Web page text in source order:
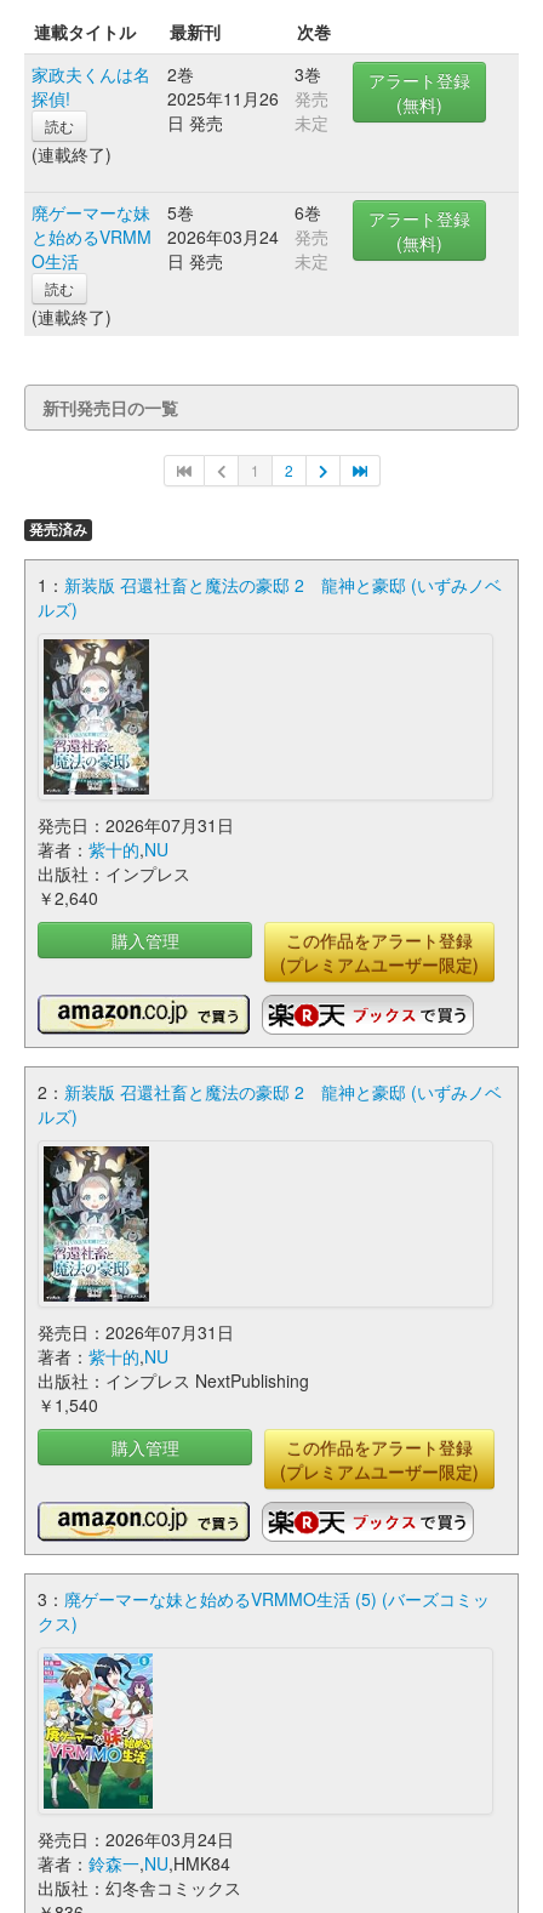
連載タイトル 最新刊
次巻
家政夫くんは名
探偵!
読む
(連載終了)
2巻
2025年11月26
日 発売
3巻
発売
未定
アラート登録
(無料)
廃ゲーマーな妹
と始めるVRMM
O生活
読む
(連載終了)
5巻
2026年03月24
日 発売
6巻
発売
未定
アラート登録
(無料)
新刊発売日の一覧
1 2
発売済み
1： 新装版 召還社畜と魔法の豪邸 2 龍神と豪邸 (いずみノベ
ルズ)
発売日：2026年07月31日
著者： 紫十的,NU
出版社：インプレス
￥2,640
購入管理
この作品をアラート登録
(プレミアムユーザー限定)
2： 新装版 召還社畜と魔法の豪邸 2 龍神と豪邸 (いずみノベ
ルズ)
発売日：2026年07月31日
著者： 紫十的,NU
出版社：インプレス NextPublishing
￥1,540
購入管理
この作品をアラート登録
(プレミアムユーザー限定)
3： 廃ゲーマーな妹と始めるVRMMO生活 (5) (バーズコミッ
クス)
発売日：2026年03月24日
著者： 鈴森一,NU,HMK84
出版社：幻冬舎コミックス